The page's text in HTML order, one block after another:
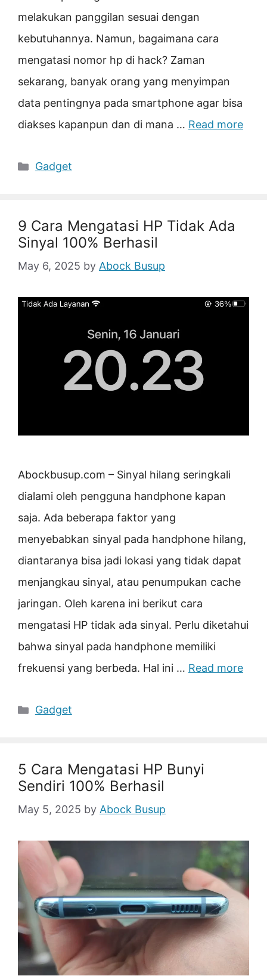
melakukan panggilan sesuai dengan
kebutuhannya. Namun, bagaimana cara
mengatasi nomor hp di hack? Zaman
sekarang, banyak orang yang menyimpan
data pentingnya pada smartphone agar bisa
diakses kapanpun dan di mana … Read more
Categories
Gadget
9 Cara Mengatasi HP Tidak Ada
Sinyal 100% Berhasil
May 6, 2025 by Abock Busup
Abockbusup.com – Sinyal hilang seringkali
dialami oleh pengguna handphone kapan
saja. Ada beberapa faktor yang
menyebabkan sinyal pada handphone hilang,
diantaranya bisa jadi lokasi yang tidak dapat
menjangkau sinyal, atau penumpukan cache
jaringan. Oleh karena ini berikut cara
mengatasi HP tidak ada sinyal. Perlu diketahui
bahwa sinyal pada handphone memiliki
frekuensi yang berbeda. Hal ini … Read more
Categories
Gadget
5 Cara Mengatasi HP Bunyi
Sendiri 100% Berhasil
May 5, 2025 by Abock Busup